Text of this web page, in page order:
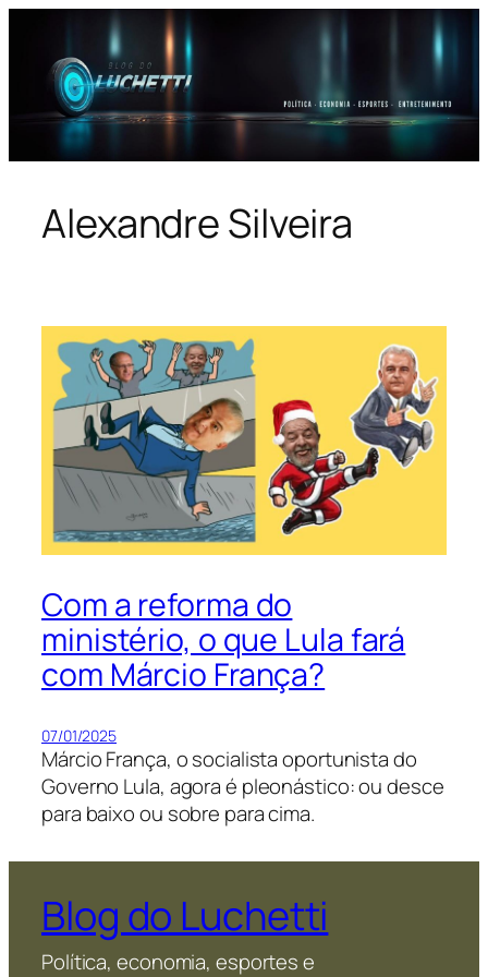
conteúdo
Alexandre Silveira
Com a reforma do
ministério, o que Lula fará
com Márcio França?
07/01/2025
Márcio França, o socialista oportunista do
Governo Lula, agora é pleonástico: ou desce
para baixo ou sobre para cima.
Blog do Luchetti
Política, economia, esportes e